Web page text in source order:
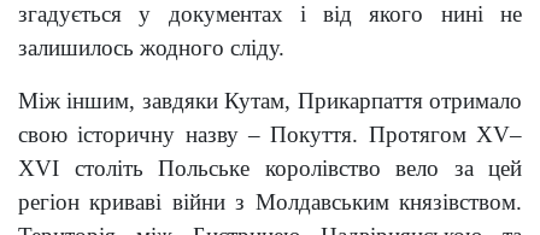
згадується у документах і від якого нині не
залишилось жодного сліду.
Між іншим, завдяки Кутам, Прикарпаття отримало
свою історичну назву – Покуття. Протягом XV–
XVI століть Польське королівство вело за цей
регіон криваві війни з Молдавським князівством.